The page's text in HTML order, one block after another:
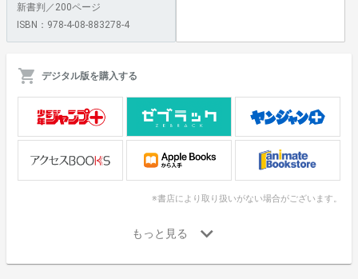
新書判／200ページ
ISBN：978-4-08-883278-4
デジタル版を購入する
※書店により取り扱いがない場合がございます。